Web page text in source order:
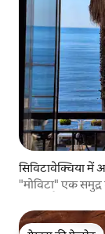
सिविटावेक्चिया में
"मोविटा" एक